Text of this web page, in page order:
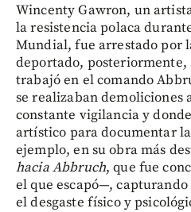
Wincenty Gawron, un
la resistencia polaca
Mundial, fue arrestado por
deportado, posteriormente,
trabajó en el comando
se realizaban demoliciones
constante vigilancia y
artístico para documentar
ejemplo, en su obra más
hacia Abbruch, que fue
el que escapó—,
el desgaste físico y